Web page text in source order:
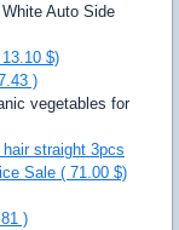
Auto Side
$)
)
vegetables for
straight 3pcs
Sale ( 71.00 $)
)